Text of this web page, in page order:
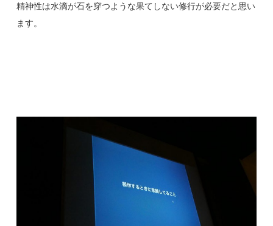
精神性は水滴が石を穿つような果てしない修行が必要だと思い
ます。